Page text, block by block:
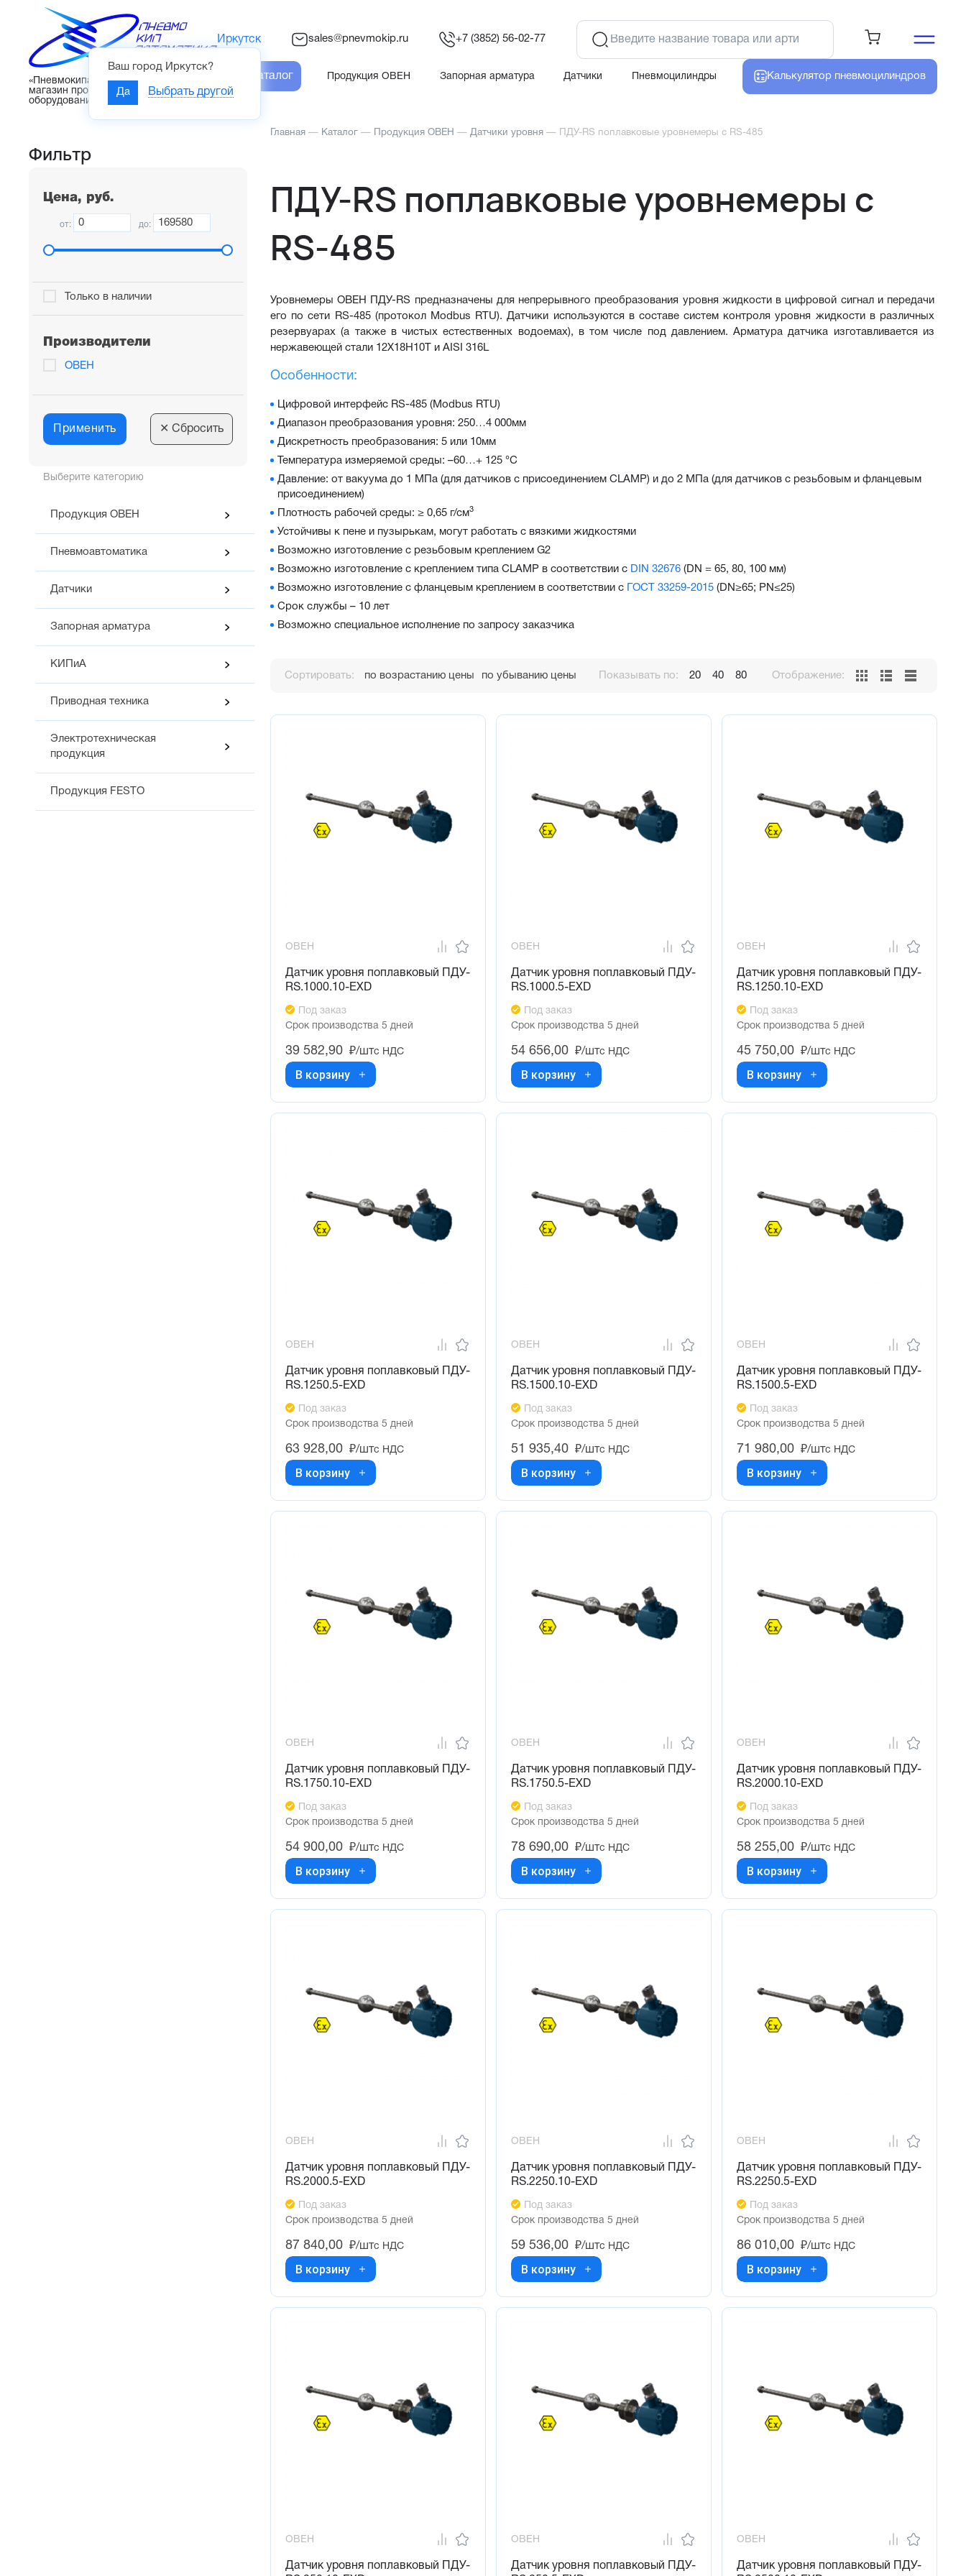
«Пневмокипавтоматика» – интернет-
магазин промышленного
оборудования
Иркутск
Ваш город Иркутск?
Да Выбрать другой
sales@pnevmokip.ru +7 (3852) 56-02-77
Каталог Продукция ОВЕН Запорная арматура Датчики Пневмоцилиндры Калькулятор пневмоцилиндров
Выберите категорию
Продукция ОВЕН
Пневмоавтоматика
Датчики
Запорная арматура
КИПиА
Приводная техника
Электротехническая
продукция
Продукция FESTO
Фильтр
Цена, руб.
от: до:
Только в наличии
Производители
ОВЕН
Применить ✕ Сбросить
Главная — Каталог — Продукция ОВЕН — Датчики уровня — ПДУ-RS поплавковые уровнемеры с RS-485
ПДУ-RS поплавковые уровнемеры с
RS-485
Уровнемеры ОВЕН ПДУ-RS предназначены для непрерывного преобразования уровня жидкости в цифровой сигнал и передачи
его по сети RS-485 (протокол Modbus RTU). Датчики используются в составе систем контроля уровня жидкости в различных
резервуарах (а также в чистых естественных водоемах), в том числе под давлением. Арматура датчика изготавливается из
нержавеющей стали 12Х18Н10Т и AISI 316L
Особенности:
Цифровой интерфейс RS-485 (Modbus RTU)
Диапазон преобразования уровня: 250…4 000мм
Дискретность преобразования: 5 или 10мм
Температура измеряемой среды: –60…+ 125 °C
Давление: от вакуума до 1 MПa (для датчиков с присоединением CLAMP) и до 2 МПа (для датчиков с резьбовым и фланцевым
присоединением)
Плотность рабочей среды: ≥ 0,65 г/см3
Устойчивы к пене и пузырькам, могут работать с вязкими жидкостями
Возможно изготовление с резьбовым креплением G2
Возможно изготовление с креплением типа CLAMP в соответствии с DIN 32676 (DN = 65, 80, 100 мм)
Возможно изготовление с фланцевым креплением в соответствии с
ГОСТ 33259-2015 (DN≥65; PN≤25)
Срок службы – 10 лет
Возможно специальное исполнение по запросу заказчика
Сортировать: по возрастанию цены по убыванию цены Показывать по: 20 40 80 Отображение:
ОВЕН
Датчик уровня поплавковый ПДУ-
RS.1000.10-ЕХD
Под заказ
Срок производства 5 дней
39 582,90 ₽/штс НДС
В корзину
ОВЕН
Датчик уровня поплавковый ПДУ-
RS.1000.5-ЕХD
Под заказ
Срок производства 5 дней
54 656,00 ₽/штс НДС
В корзину
ОВЕН
Датчик уровня поплавковый ПДУ-
RS.1250.10-ЕХD
Под заказ
Срок производства 5 дней
45 750,00 ₽/штс НДС
В корзину
ОВЕН
Датчик уровня поплавковый ПДУ-
RS.1250.5-ЕХD
Под заказ
Срок производства 5 дней
63 928,00 ₽/штс НДС
В корзину
ОВЕН
Датчик уровня поплавковый ПДУ-
RS.1500.10-ЕХD
Под заказ
Срок производства 5 дней
51 935,40 ₽/штс НДС
В корзину
ОВЕН
Датчик уровня поплавковый ПДУ-
RS.1500.5-ЕХD
Под заказ
Срок производства 5 дней
71 980,00 ₽/штс НДС
В корзину
ОВЕН
Датчик уровня поплавковый ПДУ-
RS.1750.10-ЕХD
Под заказ
Срок производства 5 дней
54 900,00 ₽/штс НДС
В корзину
ОВЕН
Датчик уровня поплавковый ПДУ-
RS.1750.5-ЕХD
Под заказ
Срок производства 5 дней
78 690,00 ₽/штс НДС
В корзину
ОВЕН
Датчик уровня поплавковый ПДУ-
RS.2000.10-ЕХD
Под заказ
Срок производства 5 дней
58 255,00 ₽/штс НДС
В корзину
ОВЕН
Датчик уровня поплавковый ПДУ-
RS.2000.5-ЕХD
Под заказ
Срок производства 5 дней
87 840,00 ₽/штс НДС
В корзину
ОВЕН
Датчик уровня поплавковый ПДУ-
RS.2250.10-ЕХD
Под заказ
Срок производства 5 дней
59 536,00 ₽/штс НДС
В корзину
ОВЕН
Датчик уровня поплавковый ПДУ-
RS.2250.5-ЕХD
Под заказ
Срок производства 5 дней
86 010,00 ₽/штс НДС
В корзину
ОВЕН
Датчик уровня поплавковый ПДУ-
ОВЕН
Датчик уровня поплавковый ПДУ-
ОВЕН
Датчик уровня поплавковый ПДУ-